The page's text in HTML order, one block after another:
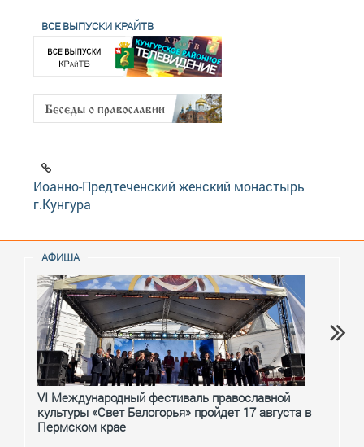
ВСЕ ВЫПУСКИ КРАЙТВ
Иоанно-Предтеченский женский монастырь
г.Кунгура
АФИША
VI Международный фестиваль православной
культуры «Свет Белогорья» пройдет 17 августа в
Пермском крае